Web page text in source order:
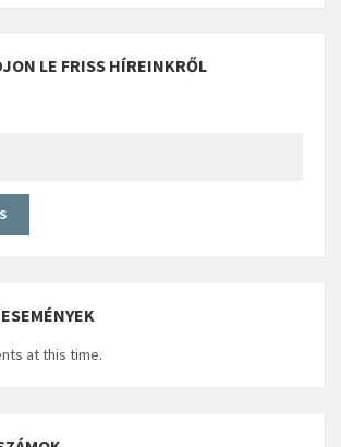
LE FRISS HÍREINKRŐL
at this time.